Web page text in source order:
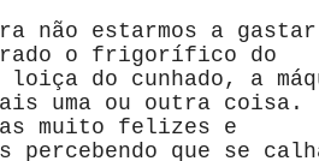
não estarmos a
o frigorífico do
do cunhado, a
uma ou outra coisa.
muito felizes e
percebendo que se